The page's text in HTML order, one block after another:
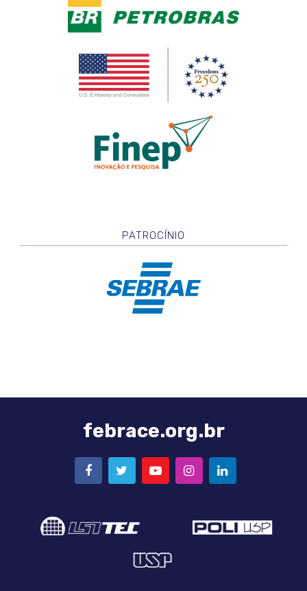
PATROCÍNIO
febrace.org.br
FACEBOOK
TWITTERYOUTUBEINSTAGRAM
LINKEDIN
LSI-
Logo
Poli-
Logo
USP